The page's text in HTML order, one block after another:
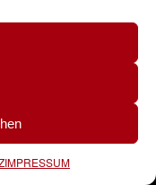
IMPRESSUM
nach oben